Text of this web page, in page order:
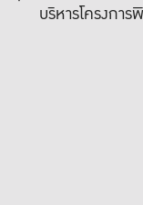
บริหารโครงกา